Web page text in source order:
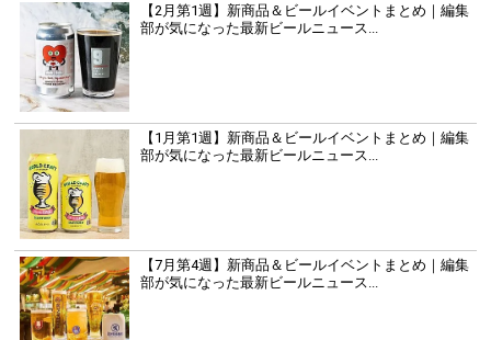
【2月第1週】新商品＆ビールイベントまとめ｜編集
部が気になった最新ビールニュース...
【1月第1週】新商品＆ビールイベントまとめ｜編集
部が気になった最新ビールニュース...
【7月第4週】新商品＆ビールイベントまとめ｜編集
部が気になった最新ビールニュース...